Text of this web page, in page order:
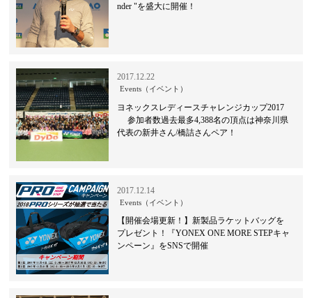
nder "を盛大に開催！
2017.12.22
Events（イベント）
ヨネックスレディースチャレンジカップ2017
参加者数過去最多4,388名の頂点は神奈川県
代表の新井さん/橋詰さんペア！
2017.12.14
Events（イベント）
【開催会場更新！】新製品ラケットバッグを
プレゼント！『YONEX ONE MORE STEPキャ
ンペーン』をSNSで開催